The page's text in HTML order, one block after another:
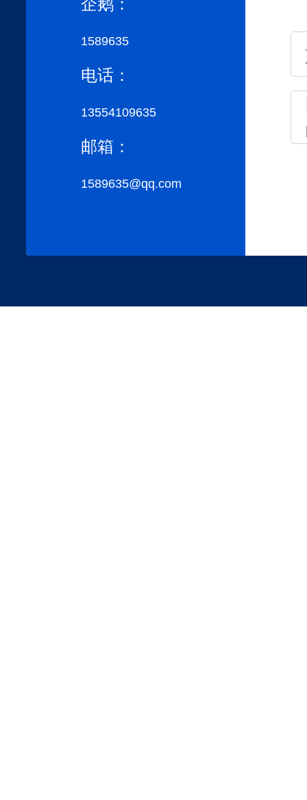
企鹅：
1589635
电话：
13554109635
邮箱：
1589635@qq.com